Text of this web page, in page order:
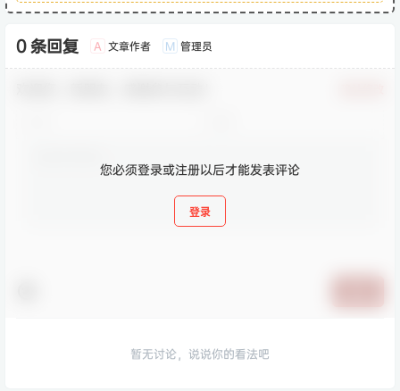
0 条回复 A 文章作者 M 管理员
您必须登录或注册以后才能发表评论
登录
暂无讨论，说说你的看法吧